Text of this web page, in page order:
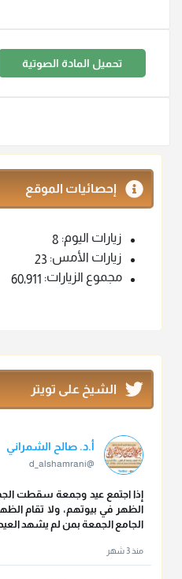
تحميل المادة الصوتية
إحصائيات الموقع
زيارات اليوم: 8
زيارات الأمس: 23
مجموع الزيارات: 60٬911
الشيخ على تويتر
أ.د. صالح الشمراني
@d_alshamrani
إذا اجتمع عيد وجمعة سقطت
الظهر في بيوتهم، ولا تقام
الجامع الجمعة بمن لم يشهد
منذ 3 شهر